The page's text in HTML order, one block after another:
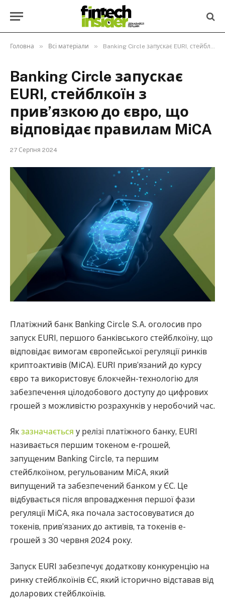
Головна » Всі матеріали » Banking Circle запускає EURI, стейблкоїн з прив’язкою до євро, що відповідає правилам MiCA
Banking Circle запускає
EURI, стейблкоїн з
прив’язкою до євро, що
відповідає правилам MiCA
27 Серпня 2024
Платіжний банк Banking Circle S.A. оголосив про
запуск EURI, першого банківського стейблкоїну, що
відповідає вимогам європейської регуляції ринків
криптоактивів (MiCA). EURI прив’язаний до курсу
євро та використовує блокчейн-технологію для
забезпечення цілодобового доступу до цифрових
грошей з можливістю розрахунків у неробочий час.
Як зазначається у релізі платіжного банку, EURI
називається першим токеном е-грошей,
запущеним Banking Circle, та першим
стейблкоїном, регульованим MiCA, який
випущений та забезпечений банком у ЄС. Це
відбувається після впровадження першої фази
регуляції MiCA, яка почала застосовуватися до
токенів, прив’язаних до активів, та токенів е-
грошей з 30 червня 2024 року.
Запуск EURI забезпечує додаткову конкуренцію на
ринку стейблкоїнів ЄС, який історично відставав від
доларових стейблкоїнів.